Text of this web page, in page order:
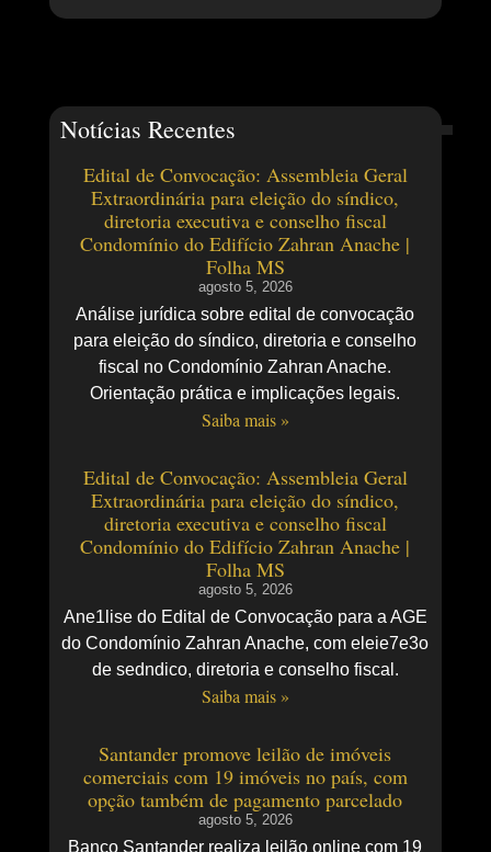
Notícias Recentes
Edital de Convocação: Assembleia Geral
Extraordinária para eleição do síndico,
diretoria executiva e conselho fiscal
Condomínio do Edifício Zahran Anache |
Folha MS
agosto 5, 2026
Análise jurídica sobre edital de convocação
para eleição do síndico, diretoria e conselho
fiscal no Condomínio Zahran Anache.
Orientação prática e implicações legais.
Saiba mais »
Edital de Convocação: Assembleia Geral
Extraordinária para eleição do síndico,
diretoria executiva e conselho fiscal
Condomínio do Edifício Zahran Anache |
Folha MS
agosto 5, 2026
Ane1lise do Edital de Convocação para a AGE
do Condomínio Zahran Anache, com eleie7e3o
de sedndico, diretoria e conselho fiscal.
Saiba mais »
Santander promove leilão de imóveis
comerciais com 19 imóveis no país, com
opção também de pagamento parcelado
agosto 5, 2026
Banco Santander realiza leilão online com 19